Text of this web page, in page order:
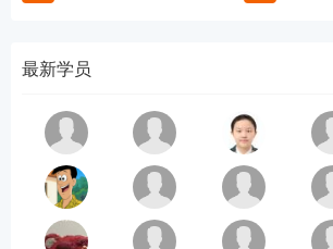
最新学员